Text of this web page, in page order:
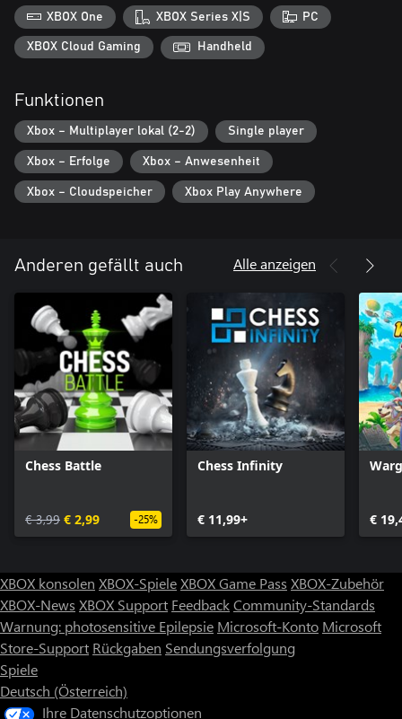
XBOX One XBOX Series X|S PC
XBOX Cloud Gaming Handheld
Funktionen
Xbox – Multiplayer lokal (2-2) Single player
Xbox – Erfolge Xbox – Anwesenheit
Xbox – Cloudspeicher Xbox Play Anywhere
Anderen gefällt auch Alle anzeigen
Chess Battle
€ 3,99 € 2,99 -25%
Chess Infinity
€ 11,99+ €
XBOX konsolen XBOX-SpieleXBOX Game Pass XBOX-Zubehör
XBOX-News XBOX Support FeedbackCommunity-Standards
Warnung: photosensitive Epilepsie Microsoft-Konto Microsoft
Store-Support Rückgaben Sendungsverfolgung
Spiele
Deutsch (Österreich)
Ihre Datenschutzoptionen